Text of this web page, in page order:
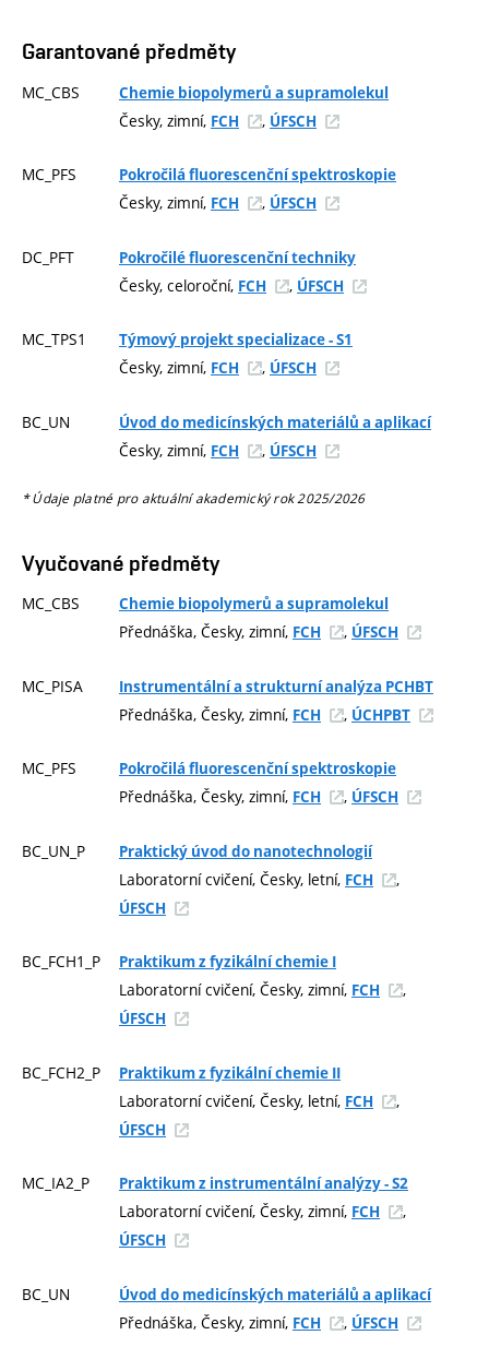
Garantované předměty
MC_CBS Chemie biopolymerů a supramolekul
Česky, zimní, FCH , ÚFSCH
MC_PFS Pokročilá fluorescenční spektroskopie
Česky, zimní, FCH , ÚFSCH
DC_PFT Pokročilé fluorescenční techniky
Česky, celoroční, FCH , ÚFSCH
MC_TPS1 Týmový projekt specializace - S1
Česky, zimní, FCH , ÚFSCH
BC_UN Úvod do medicínských materiálů a aplikací
Česky, zimní, FCH , ÚFSCH
* Údaje platné pro aktuální akademický rok 2025/2026
Vyučované předměty
MC_CBS Chemie biopolymerů a supramolekul
Přednáška, Česky, zimní, FCH , ÚFSCH
MC_PISA Instrumentální a strukturní analýza PCHBT
Přednáška, Česky, zimní, FCH , ÚCHPBT
MC_PFS Pokročilá fluorescenční spektroskopie
Přednáška, Česky, zimní, FCH , ÚFSCH
BC_UN_P Praktický úvod do nanotechnologií
Laboratorní cvičení, Česky, letní, FCH ,
ÚFSCH
BC_FCH1_P Praktikum z fyzikální chemie I
Laboratorní cvičení, Česky, zimní, FCH ,
ÚFSCH
BC_FCH2_P Praktikum z fyzikální chemie II
Laboratorní cvičení, Česky, letní, FCH ,
ÚFSCH
MC_IA2_P Praktikum z instrumentální analýzy - S2
Laboratorní cvičení, Česky, zimní, FCH ,
ÚFSCH
BC_UN Úvod do medicínských materiálů a aplikací
Přednáška, Česky, zimní, FCH , ÚFSCH